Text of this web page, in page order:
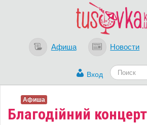
Афиша Новости
Вход
Благодійний
Афиша